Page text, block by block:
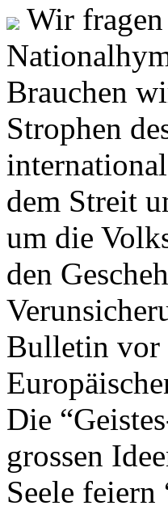
Wir
Brauchen
Strophen
dem Streit
um die
den
Bulletin vor
Die
grossen
Seele